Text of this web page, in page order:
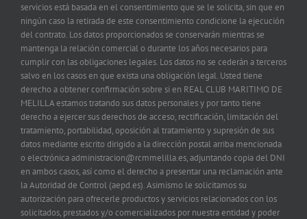
servicios está basada en el consentimiento que se le solicita, sin que en
ningún caso la retirada de este consentimiento condicione la ejecución
del contrato. Los datos proporcionados se conservarán mientras se
mantenga la relación comercial o durante los años necesarios para
cumplir con las obligaciones legales. Los datos no se cederán a terceros
salvo en los casos en que exista una obligación legal. Usted tiene
derecho a obtener confirmación sobre si en REAL CLUB MARITIMO DE
MELILLA estamos tratando sus datos personales y por tanto tiene
derecho a ejercer sus derechos de acceso, rectificación, limitación del
tratamiento, portabilidad, oposición al tratamiento y supresión de sus
datos mediante escrito dirigido a la dirección postal arriba mencionada
o electrónica administracion@rcmmelilla.es, adjuntando copia del DNI
en ambos casos, así como el derecho a presentar una reclamación ante
la Autoridad de Control (aepd.es). Asimismo le solicitamos su
autorización para ofrecerle productos y servicios relacionados con los
solicitados, prestados y/o comercializados por nuestra entidad y poder